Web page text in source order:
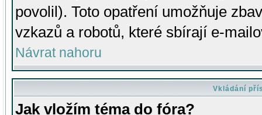
povolil). Toto opatření umožňuje
vzkazů a robotů, které sbírají e-
Návrat nahoru
Vkládání
Jak vložím téma do fóra?